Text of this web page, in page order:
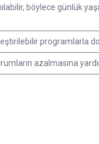
böylece günlük
programlarla
azalmasına